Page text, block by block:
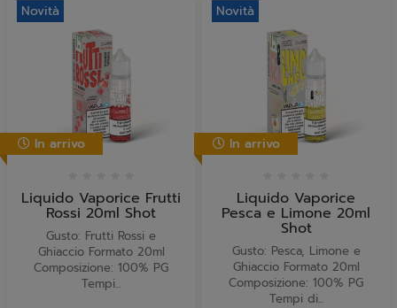
Novità
In arrivo
Liquido Vaporice Frutti
Rossi 20ml Shot
Gusto: Frutti Rossi e
Ghiaccio Formato 20ml
Composizione: 100% PG
Tempi...
Novità
In arrivo
Liquido Vaporice
Pesca e Limone 20ml
Shot
Gusto: Pesca, Limone e
Ghiaccio Formato 20ml
Composizione: 100% PG
Tempi di...